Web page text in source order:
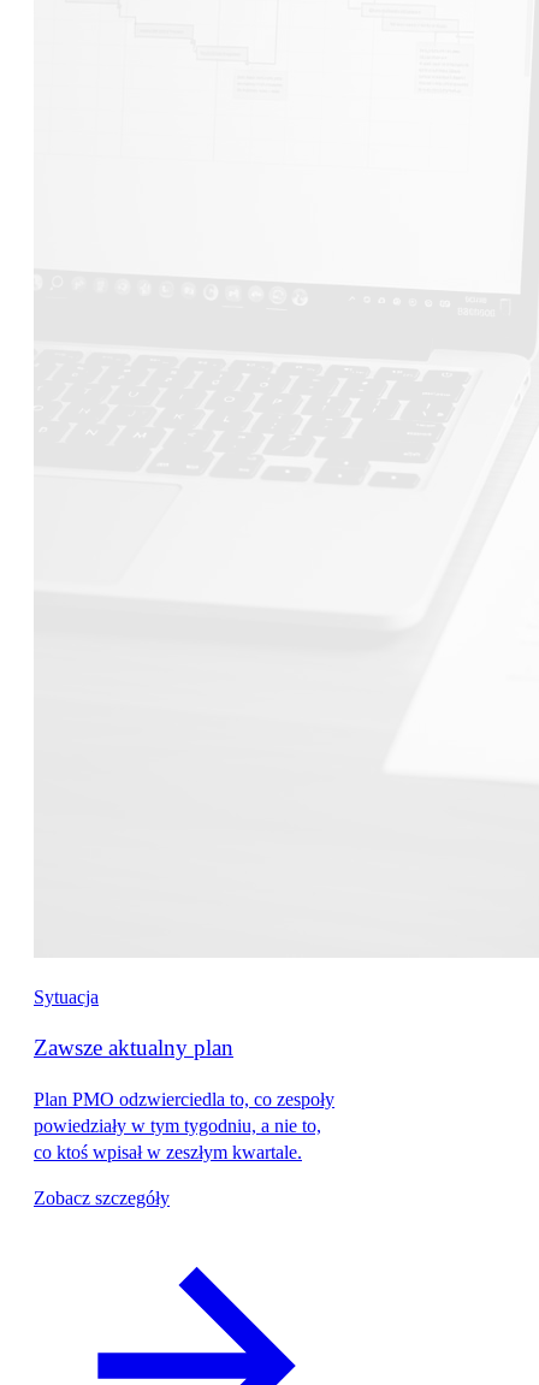
Sytuacja
Zawsze aktualny plan
Plan PMO odzwierciedla to, co zespoły
powiedziały w tym tygodniu, a nie to,
co ktoś wpisał w zeszłym kwartale.
Zobacz szczegóły